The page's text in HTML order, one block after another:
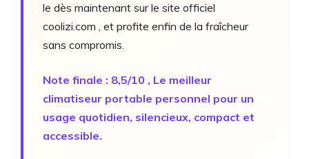
le dès maintenant sur le site officiel
coolizi.com , et profite enfin de la fraîcheur
sans compromis.
Note finale : 8,5/10 , Le meilleur
climatiseur portable personnel pour un
usage quotidien, silencieux, compact et
accessible.